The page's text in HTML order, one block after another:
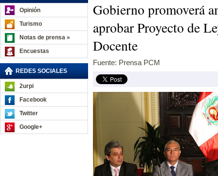
Opinión
Turismo
Notas de prensa »
Encuestas
REDES SOCIALES
2urpi
Facebook
Twitter
Google+
Gobierno promoverá
aprobar Proyecto de
Docente
Fuente: Prensa PCM